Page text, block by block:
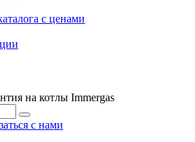
с ценами
на котлы Immergas
с нами